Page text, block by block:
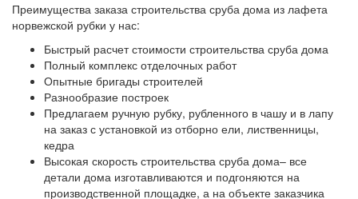
Преимущества заказа строительства сруба дома из лафета
норвежской рубки у нас:
Быстрый расчет стоимости строительства сруба дома
Полный комплекс отделочных работ
Опытные бригады строителей
Разнообразие построек
Предлагаем ручную рубку, рубленного в чашу и в лапу
на заказ с установкой из отборно ели, лиственницы,
кедра
Высокая скорость строительства сруба дома– все
детали дома изготавливаются и подгоняются на
производственной площадке, а на объекте заказчика